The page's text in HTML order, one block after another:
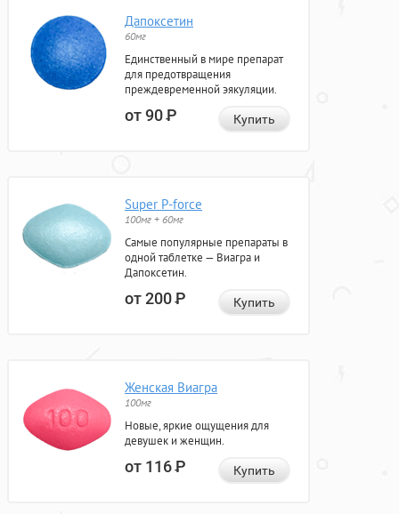
Дапоксетин
60мг
Единственный в мире препарат
для предотвращения
преждевременной эякуляции.
от 90Р Купить
Super P-force
100мг + 60мг
Самые популярные препараты в
одной таблетке — Виагра и
Дапоксетин.
от 200Р Купить
Женская Виагра
100мг
Новые, яркие ощущения для
девушек и женщин.
от 116Р Купить